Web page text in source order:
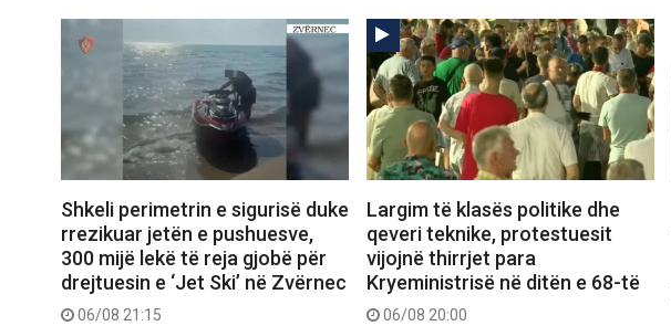
Shkeli perimetrin e sigurisë duke
rrezikuar jetën e pushuesve,
300 mijë lekë të reja gjobë për
drejtuesin e ‘Jet Ski’ në Zvërnec
06/08 21:15
Largim të klasës politike dhe
qeveri teknike, protestuesit
vijojnë thirrjet para
Kryeministrisë në ditën e 68-të
06/08 20:00